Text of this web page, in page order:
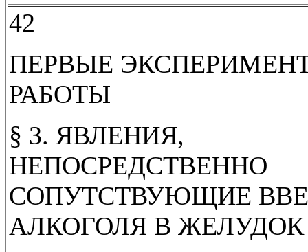
42
ПЕРВЫЕ
РАБОТЫ
§ 3. ЯВЛЕНИЯ,
НЕПОСРЕДСТВЕННО
СОПУТСТВУЮЩИЕ
АЛКОГОЛЯ В ЖЕЛУДОК